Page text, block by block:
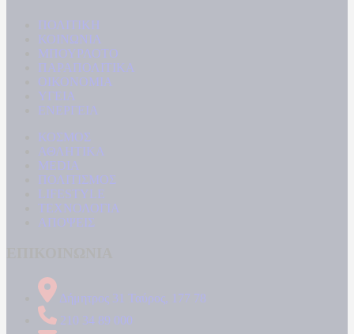
ΠΟΛΙΤΙΚΗ
ΚΟΙΝΩΝΙΑ
ΜΠΟΥΡΛΟΤΟ
ΠΑΡΑΠΟΛΙΤΙΚΑ
ΟΙΚΟΝΟΜΙΑ
ΥΓΕΙΑ
ΕΝΕΡΓΕΙΑ
ΚΟΣΜΟΣ
ΑΘΛΗΤΙΚΑ
MEDIA
ΠΟΛΙΤΙΣΜΟΣ
LIFESTYLE
ΤΕΧΝΟΛΟΓΙΑ
ΑΠΟΨΕΙΣ
Δήμητρος 31 Ταύρος, 177 78
210 34 89 000